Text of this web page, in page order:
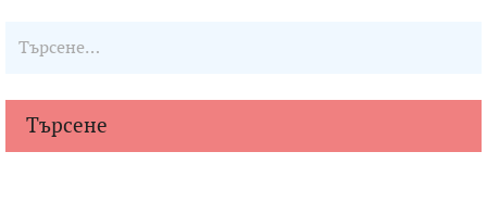
Търсене